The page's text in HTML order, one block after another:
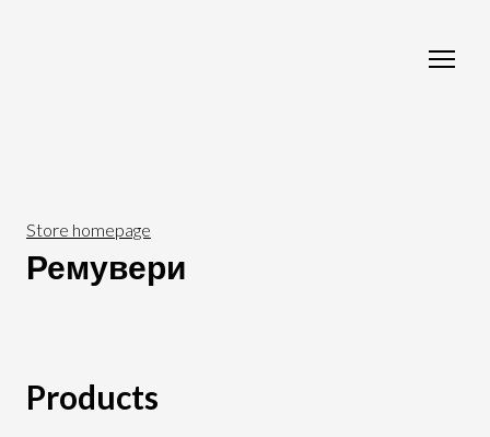
Store homepage
Ремувери
Products